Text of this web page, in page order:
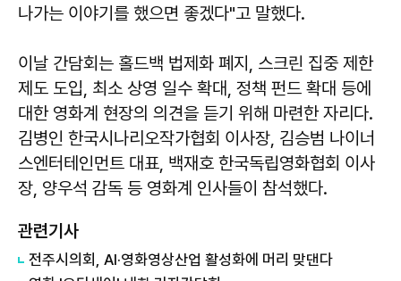
나가는 이야기를 했으면 좋겠다"고 말했다.
이날 간담회는 홀드백 법제화 폐지, 스크린 집중 제한
제도 도입, 최소 상영 일수 확대, 정책 펀드 확대 등에
대한 영화계 현장의 의견을 듣기 위해 마련한 자리다.
김병인 한국시나리오작가협회 이사장, 김승범 나이너
스엔터테인먼트 대표, 백재호 한국독립영화협회 이사
장, 양우석 감독 등 영화계 인사들이 참석했다.
관련기사
전주시의회, AI·영화영상산업 활성화에 머리 맞댄다